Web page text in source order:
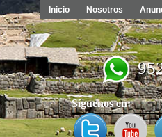
Inicio Nosotros
Síguenos en: